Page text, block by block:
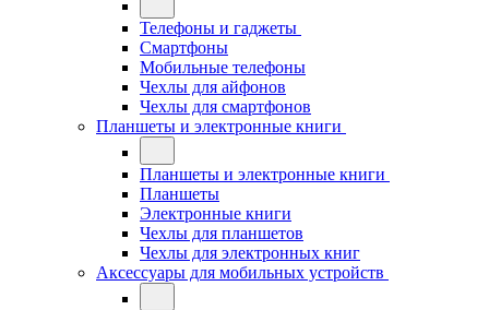
Телефоны и гаджеты
Смартфоны
Мобильные телефоны
Чехлы для айфонов
Чехлы для смартфонов
Планшеты и электронные книги
Планшеты и электронные книги
Планшеты
Электронные книги
Чехлы для планшетов
Чехлы для электронных книг
Аксессуары для мобильных устройств